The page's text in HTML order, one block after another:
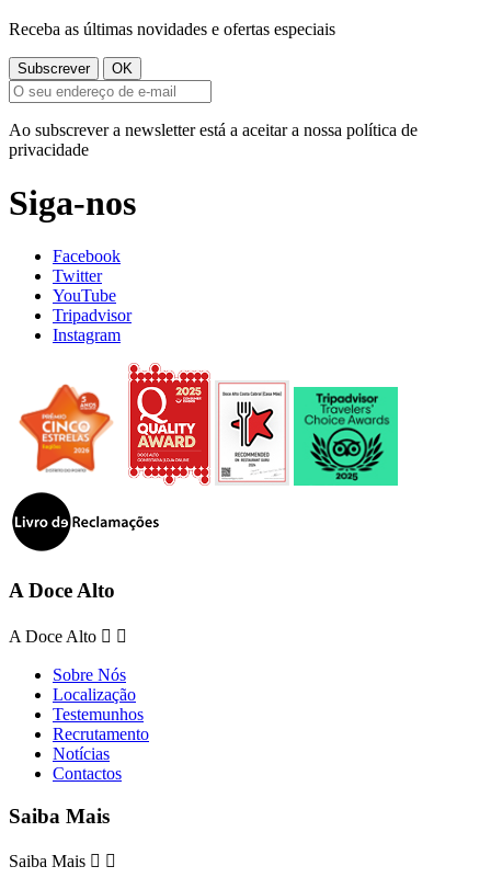
Receba as últimas novidades e ofertas especiais
Ao subscrever a newsletter está a aceitar a nossa política de
privacidade
Siga-nos
Facebook
Twitter
YouTube
Tripadvisor
Instagram
A Doce Alto
A Doce Alto  
Sobre Nós
Localização
Testemunhos
Recrutamento
Notícias
Contactos
Saiba Mais
Saiba Mais  